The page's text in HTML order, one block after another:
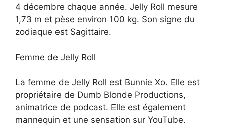
4 décembre chaque année. Jelly Roll mesure
1,73 m et pèse environ 100 kg. Son signe du
zodiaque est Sagittaire.
Femme de Jelly Roll
La femme de Jelly Roll est Bunnie Xo. Elle est
propriétaire de Dumb Blonde Productions,
animatrice de podcast. Elle est également
mannequin et une sensation sur YouTube.